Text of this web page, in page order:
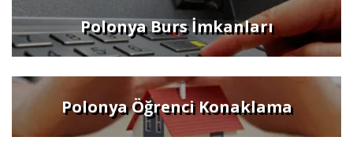
Polonya Burs İmkanları
Polonya Öğrenci Konaklama